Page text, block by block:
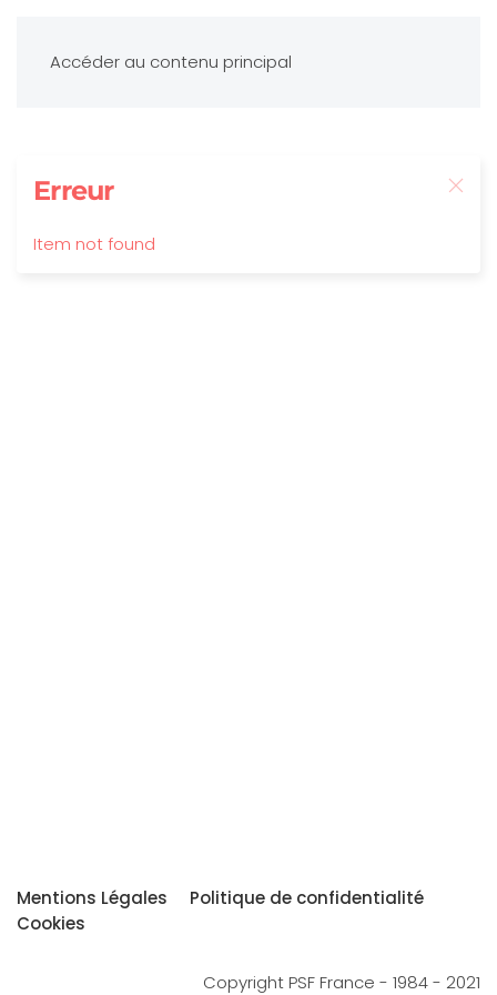
Accéder au contenu principal
Erreur
Item not found
Mentions Légales
Politique de confidentialité
Cookies
Copyright PSF France - 1984 - 2021